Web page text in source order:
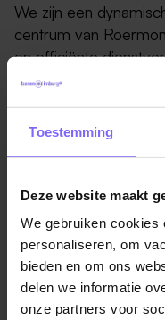
Toestemming
Deze website maakt
We gebruiken cookies
personaliseren, om
bieden en om ons
delen we informatie
onze partners voor
We zijn een
centrum van
en efficiënte
centraal staat. Een
flexibiliteit evenals
en een goed gevoel
Wat ga je doen?
In deze veelzijdige
binnen de afdeling
voorbereiding en
dossiers die vaak
hebben zoals